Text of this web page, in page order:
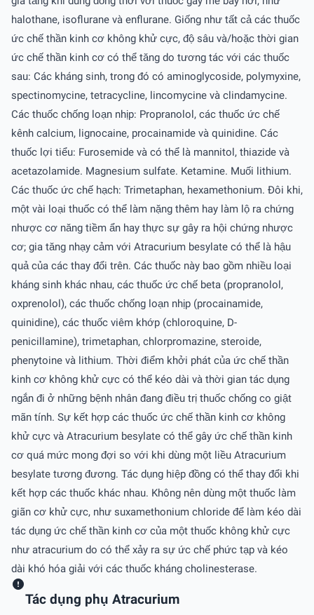
halothane, isoflurane và enflurane. Giống như tất cả các thuốc
ức chế thần kinh cơ không khử cực, độ sâu và/hoặc thời gian
ức chế thần kinh cơ có thể tăng do tương tác với các thuốc
sau: Các kháng sinh, trong đó có aminoglycoside, polymyxine,
spectinomycine, tetracycline, lincomycine và clindamycine.
Các thuốc chống loạn nhịp: Propranolol, các thuốc ức chế
kênh calcium, lignocaine, procainamide và quinidine. Các
thuốc lợi tiểu: Furosemide và có thể là mannitol, thiazide và
acetazolamide. Magnesium sulfate. Ketamine. Muối lithium.
Các thuốc ức chế hạch: Trimetaphan, hexamethonium. Ðôi khi,
một vài loại thuốc có thể làm nặng thêm hay làm lộ ra chứng
nhược cơ năng tiềm ẩn hay thực sự gây ra hội chứng nhược
cơ; gia tăng nhạy cảm với Atracurium besylate có thể là hậu
quả của các thay đổi trên. Các thuốc này bao gồm nhiều loại
kháng sinh khác nhau, các thuốc ức chế beta (propranolol,
oxprenolol), các thuốc chống loạn nhịp (procainamide,
quinidine), các thuốc viêm khớp (chloroquine, D-
penicillamine), trimetaphan, chlorpromazine, steroide,
phenytoine và lithium. Thời điểm khởi phát của ức chế thần
kinh cơ không khử cực có thể kéo dài và thời gian tác dụng
ngắn đi ở những bệnh nhân đang điều trị thuốc chống co giật
mãn tính. Sự kết hợp các thuốc ức chế thần kinh cơ không
khử cực và Atracurium besylate có thể gây ức chế thần kinh
cơ quá mức mong đợi so với khi dùng một liều Atracurium
besylate tương đương. Tác dụng hiệp đồng có thể thay đổi khi
kết hợp các thuốc khác nhau. Không nên dùng một thuốc làm
giãn cơ khử cực, như suxamethonium chloride để làm kéo dài
tác dụng ức chế thần kinh cơ của một thuốc không khử cực
như atracurium do có thể xảy ra sự ức chế phức tạp và kéo
dài khó hóa giải với các thuốc kháng cholinesterase.
Tác dụng phụ Atracurium